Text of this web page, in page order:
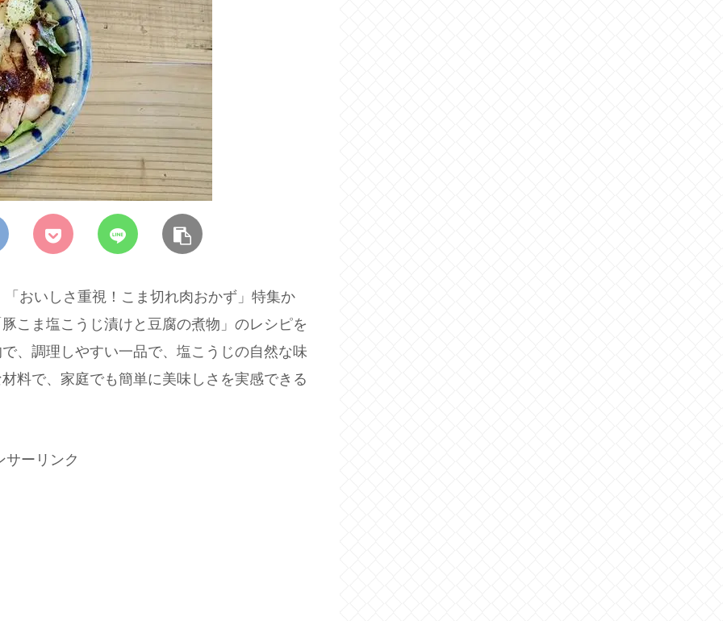
おいしさ重視！こま切れ肉おかず」特集か
こま塩こうじ漬けと豆腐の煮物」のレシピを
、調理しやすい一品で、塩こうじの自然な味
料で、家庭でも簡単に美味しさを実感できる
サーリンク